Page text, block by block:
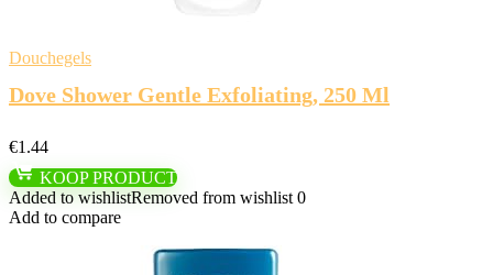
Douchegels
Dove Shower Gentle Exfoliating, 250 Ml
€1.44
KOOP PRODUCT
Added to wishlistRemoved from wishlist 0
Add to compare